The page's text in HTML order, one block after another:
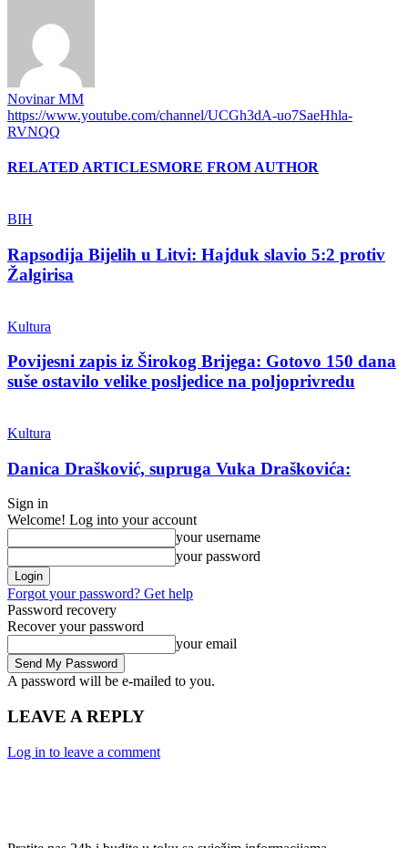
Novinar MM
https://www.youtube.com/channel/UCGh3dA-uo7SaeHhla-
RVNQQ
RELATED ARTICLESMORE FROM AUTHOR
BIH
Rapsodija Bijelih u Litvi: Hajduk slavio 5:2 protiv
Žalgirisa
Kultura
Povijesni zapis iz Širokog Brijega: Gotovo 150 dana
suše ostavilo velike posljedice na poljoprivredu
Kultura
Danica Drašković, supruga Vuka Draškovića:
Sign in
Welcome! Log into your account
your username
your password
Forgot your password? Get help
Password recovery
Recover your password
your email
A password will be e-mailed to you.
LEAVE A REPLY
Log in to leave a comment